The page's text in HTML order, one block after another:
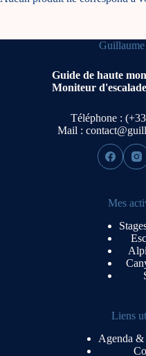
Guillaume
Guide de haute
Moniteur
Téléphone :
Mail :
Mes
Liens
Agenda &